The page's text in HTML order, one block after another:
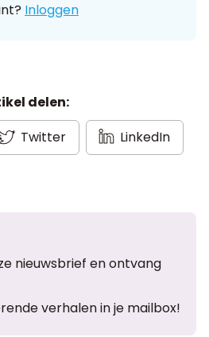
Inloggen
delen:
Twitter LinkedIn
nieuwsbrief en ontvang
verhalen in je mailbox!